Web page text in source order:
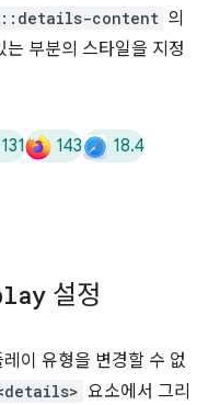
::details-content 의
부분의 스타일을 지정
131 143 18.4
설정
이 유형을 변경할 수 없
요소에서 그리